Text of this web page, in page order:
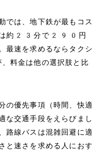
では、地下鉄が最もコス
鉄は約23分で290円
最速を求めるならタクシ
料金は他の選択肢と比
の優先事項（時間、快適
な交通手段をえらびまし
路線バスは混雑回避に適
と速さを求める人におす